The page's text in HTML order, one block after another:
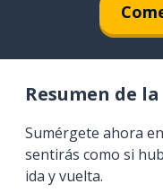
Resumen de
Sumérgete ahora
sentirás como si
ida y vuelta.